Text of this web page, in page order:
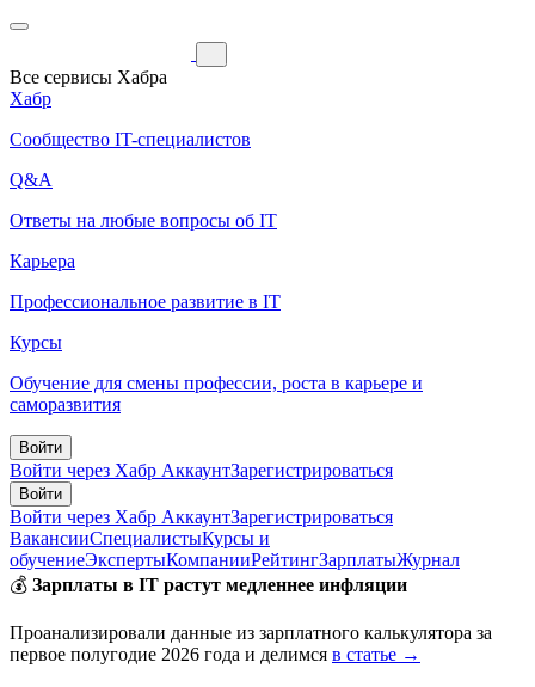
Все сервисы Хабра
Хабр
Сообщество IT-специалистов
Q&A
Ответы на любые вопросы об IT
Карьера
Профессиональное развитие в IT
Курсы
Обучение для смены профессии, роста в карьере и
саморазвития
Войти
Войти через Хабр АккаунтЗарегистрироваться
Войти
Войти через Хабр АккаунтЗарегистрироваться
ВакансииСпециалистыКурсы и
обучениеЭкспертыКомпанииРейтингЗарплатыЖурнал
💰 Зарплаты в IT растут медленнее инфляции
Проанализировали данные из зарплатного калькулятора за
первое полугодие 2026 года и делимся в статье →